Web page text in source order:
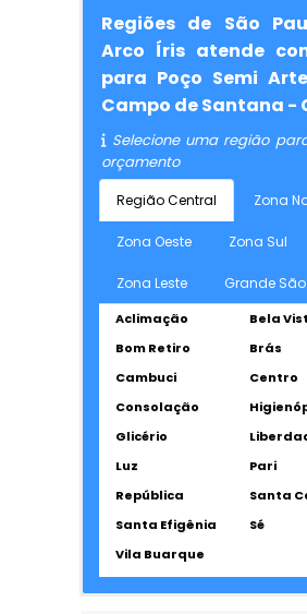
Regiões de São
Arco Íris atende
para Poço Semi
Campo de Santana -
Selecione uma região
orçamento
Região Central Zona
Zona Oeste Zona Sul
Zona Leste Grande
Aclimação
Bela
Bom Retiro
Brás
Cambuci
Centro
Consolação
Glicério
Luz
Pari
República
Santa
Santa Efigênia
Sé
Vila Buarque